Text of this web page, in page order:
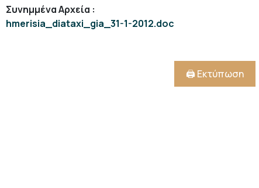
Συνημμένα Αρχεία :
hmerisia_diataxi_gia_31-1-2012.doc
🖨️ Εκτύπωση